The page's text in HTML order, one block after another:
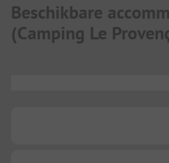
Beschikbare
(Camping Le